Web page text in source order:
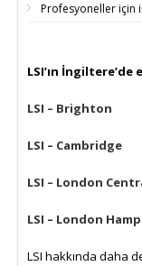
Profesyoneller için
LSI’ın
LSI – Brighton
LSI – Cambridge
LSI – London
LSI – London
LSI hakkında daha